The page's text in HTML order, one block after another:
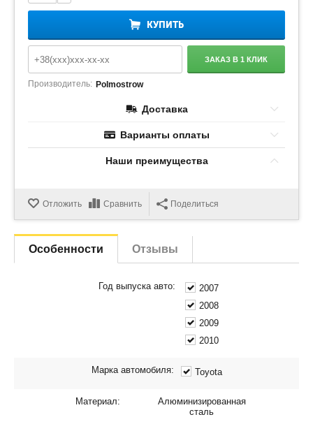
КУПИТЬ
ЗАКАЗ В 1 КЛИК
Производитель: Polmostrow
Доставка
Варианты оплаты
Наши преимущества
Отложить Сравнить Поделиться
Особенности Отзывы
Год выпуска авто:
2007
2008
2009
2010
Марка автомобиля: Toyota
Материал:
Алюминизированная
сталь